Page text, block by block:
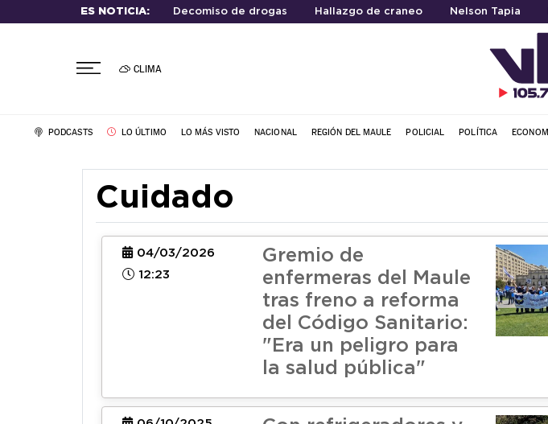
ES NOTICIA: Decomiso de drogas Hallazgo de craneo Nelson Tapia
CLIMA
PODCASTS LO ÚLTIMO LO MÁS VISTO NACIONAL REGIÓN DEL MAULE POLICIAL POLÍTICA
Cuidado
04/03/2026
12:23
Gremio de
enfermeras del Maule
tras freno a reforma
del Código Sanitario:
"Era un peligro para
la salud pública"